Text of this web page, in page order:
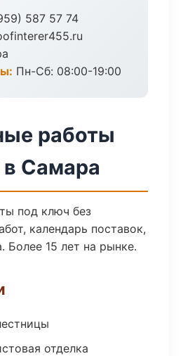
587 57 74
Пн-Сб: 08:00-19:00
работы
Самара
под ключ без
календарь поставок,
Более 15 лет на рынке.
отделка